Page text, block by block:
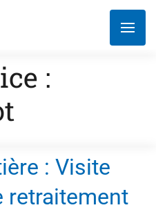
:
: Visite
retraitement